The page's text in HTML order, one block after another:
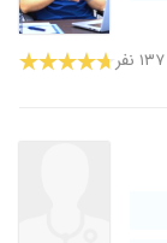
۱۳۷ نفر